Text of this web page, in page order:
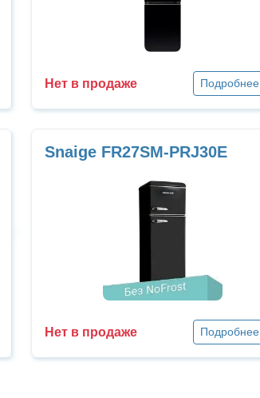
Нет в продаже Подробнее
Snaige FR27SM-PRJ30E
Нет в продаже Подробнее